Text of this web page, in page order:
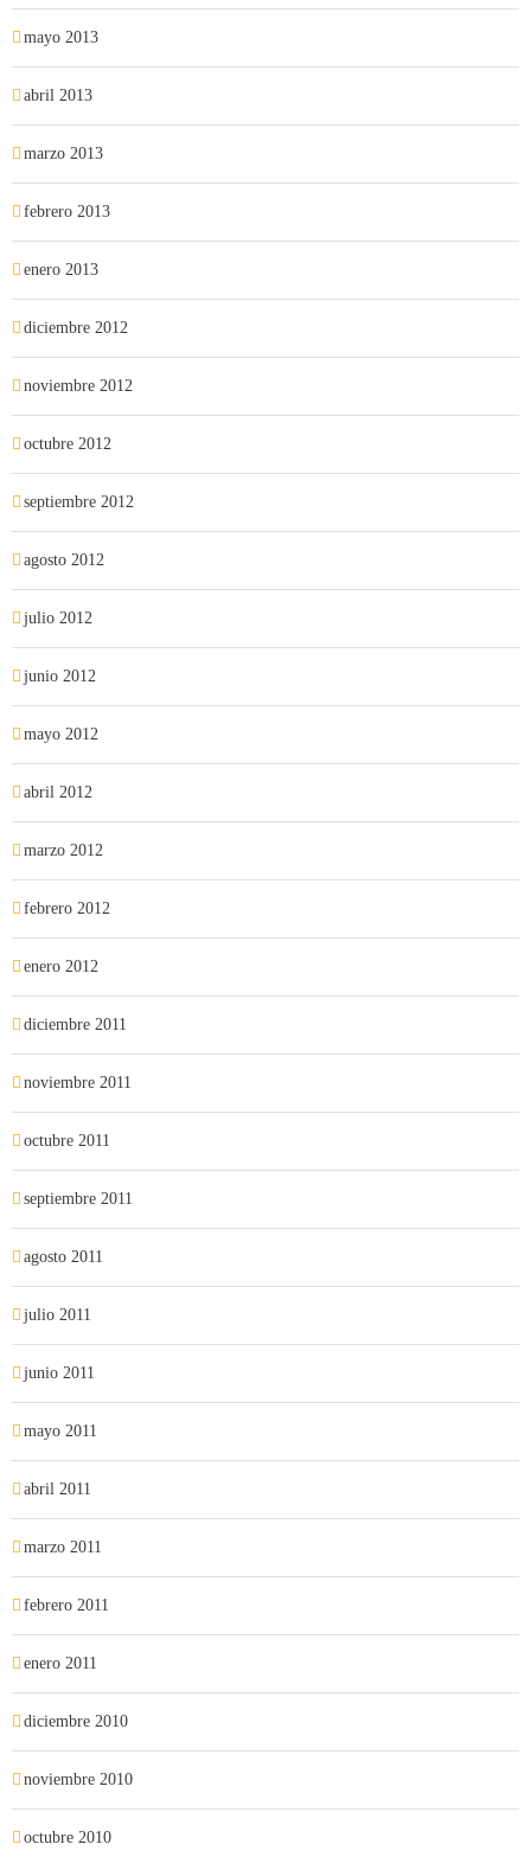
mayo 2013
abril 2013
marzo 2013
febrero 2013
enero 2013
diciembre 2012
noviembre 2012
octubre 2012
septiembre 2012
agosto 2012
julio 2012
junio 2012
mayo 2012
abril 2012
marzo 2012
febrero 2012
enero 2012
diciembre 2011
noviembre 2011
octubre 2011
septiembre 2011
agosto 2011
julio 2011
junio 2011
mayo 2011
abril 2011
marzo 2011
febrero 2011
enero 2011
diciembre 2010
noviembre 2010
octubre 2010